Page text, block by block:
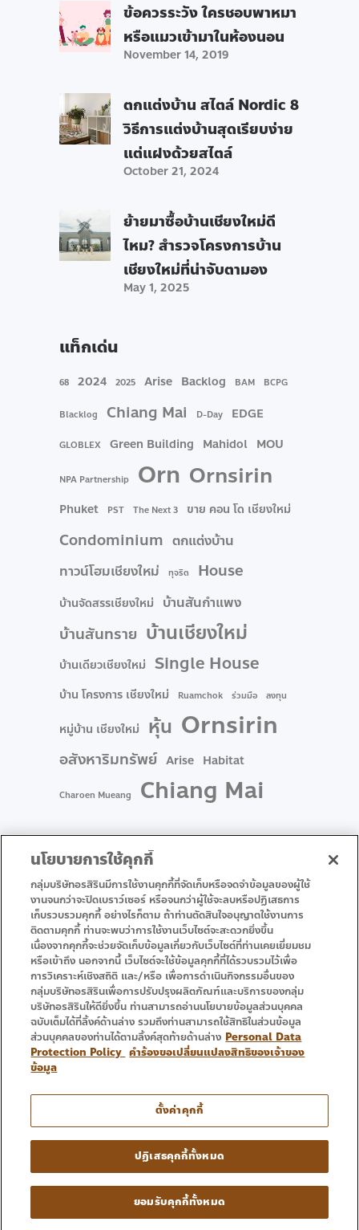
ข้อควรระวัง ใครชอบพาหมา
หรือแมวเข้ามาในห้องนอน
November 14, 2019
ตกแต่งบ้าน สไตล์ Nordic 8
วิธีการแต่งบ้านสุดเรียบง่าย
แต่แฝงด้วยสไตล์
October 21, 2024
ย้ายมาซื้อบ้านเชียงใหม่ดี
ไหม? สำรวจโครงการบ้าน
เชียงใหม่ที่น่าจับตามอง
May 1, 2025
แท็กเด่น
68 2024 2025 Arise Backlog BAM BCPG
Blacklog Chiang Mai D-Day EDGE
GLOBLEX Green Building Mahidol MOU
NPA Partnership Orn Ornsirin
Phuket PST The Next 3 ขาย คอน โด เชียงใหม่
Condominium ตกแต่งบ้าน
ทาวน์โฮมเชียงใหม่
ทุจริต House
บ้านจัดสรรเชียงใหม่ บ้านสันกำแพง
บ้านสันทราย บ้านเชียงใหม่
บ้านเดียวเชียงใหม่ Single House
บ้าน โครงการ เชียงใหม่ Ruamchok ร่วมมือ ลงทุน
หมู่บ้าน เชียงใหม่ หุ้น Ornsirin
อสังหาริมทรัพย์ Arise Habitat
Charoen Mueang Chiang Mai
• Homepage
• Promotion
• Service
• Contact Us
Copyright © 2016 – 2024 Ornsirin Group Quality
Projects For You. All Rights Reserved.
• Terms and Conditions • Privacy Policy
นโยบายการใช้คุกกี้
กลุ่มบริษัทอรสิรินมีการใช้งานคุกกี้ที่จัดเก็บหรือจดจำข้อมูลของผู้ใช้
งานจนกว่าจะปิดเบราว์เซอร์ หรือจนกว่าผู้ใช้จะลบหรือปฏิเสธการ
เก็บรวบรวมคุกกี้ อย่างไรก็ตาม ถ้าท่านตัดสินใจอนุญาตใช้งานการ
ติดตามคุกกี้ ท่านจะพบว่าการใช้งานเว็บไซต์จะสะดวกยิ่งขึ้น
เนื่องจากคุกกี้จะช่วยจัดเก็บข้อมูลเกี่ยวกับเว็บไซต์ที่ท่านเคยเยี่ยมชม
หรือเข้าถึง นอกจากนี้ เว็บไซต์จะใช้ข้อมูลคุกกี้ที่ได้รวบรวมไว้เพื่อ
การวิเคราะห์เชิงสถิติ และ/หรือ เพื่อการดำเนินกิจกรรมอื่นของ
กลุ่มบริษัทอรสิรินเพื่อการปรับปรุงผลิตภัณฑ์และบริการของกลุ่ม
บริษัทอรสิรินให้ดียิ่งขึ้น ท่านสามารถอ่านนโยบายข้อมูลส่วนบุคคล
ฉบับเต็มได้ที่ลิ้งค์ด้านล่าง รวมถึงท่านสามารถใช้สิทธิในส่วนข้อมูล
ส่วนบุคคลของท่านได้ตามลิ้งค์สุดท้ายด้านล่าง Personal Data
Protection Policy คำร้องขอเปลี่ยนแปลงสิทธิของเจ้าของ
ข้อมูล
ตั้งค่าคุกกี้
ปฏิเสธคุกกี้ทั้งหมด
ยอมรับคุกกี้ทั้งหมด